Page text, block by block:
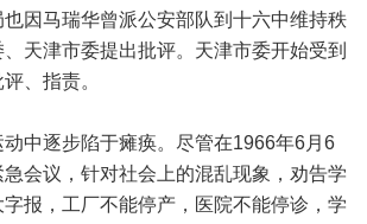
因马瑞华曾派公安部队到十六中维持秩
天津市委提出批评。天津市委开始受到
、指责。
中逐步陷于瘫痪。尽管在1966年6月6
急会议，针对社会上的混乱现象，劝告学
报，工厂不能停产，医院不能停诊，学